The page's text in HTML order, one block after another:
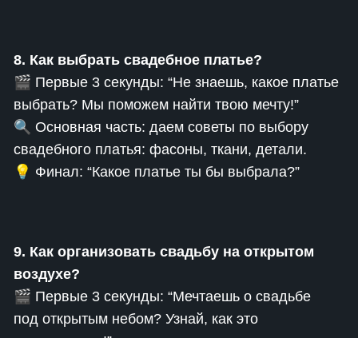
8. Как выбрать свадебное платье?
🎬 Первые 3 секунды: “Не знаешь, какое платье
выбрать? Мы поможем найти твою мечту!”
🔍 Основная часть: даем советы по выбору
свадебного платья: фасоны, ткани, детали.
💡 Финал: “Какое платье ты бы выбрала?”
9. Как организовать свадьбу на открытом
воздухе?
🎬 Первые 3 секунды: “Мечтаешь о свадьбе
под открытым небом? Узнай, как это